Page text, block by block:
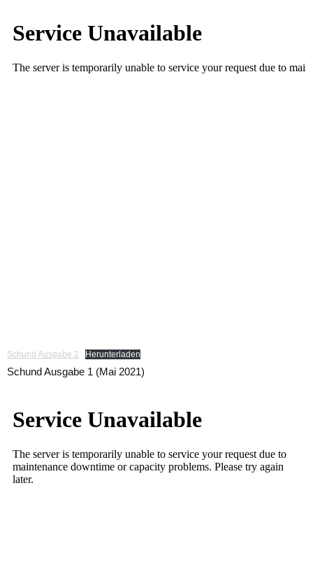
Schund Ausgabe 2 Herunterladen
Schund Ausgabe 1 (Mai 2021)